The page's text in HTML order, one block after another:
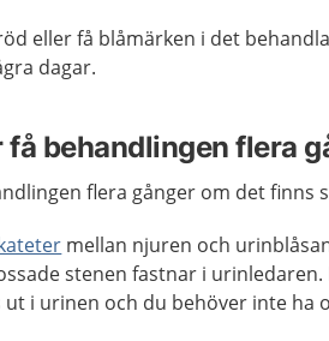
eller få blåmärken i det
dagar.
få behandlingen flera
flera gånger om det finns
mellan njuren och
stenen fastnar i
i urinen och du behöver inte ha